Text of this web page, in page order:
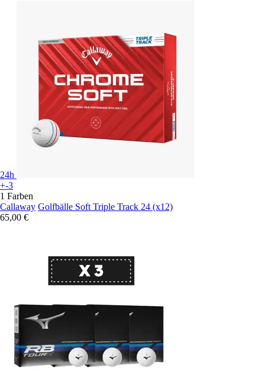
24h
+-3
1 Farben
Callaway Golfbälle Soft Triple Track 24 (x12)
65,00 €